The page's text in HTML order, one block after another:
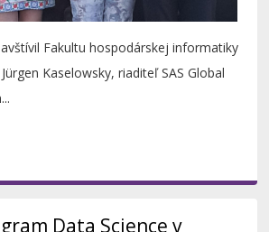
Fakultu hospodárskej informatiky
Kaselowsky, riaditeľ SAS Global
Data Science v